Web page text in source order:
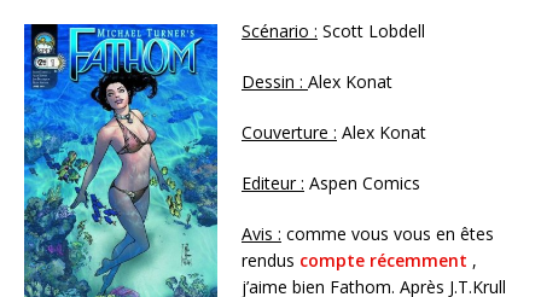
Scénario : Scott Lobdell
Dessin : Alex Konat
Couverture : Alex Konat
Editeur : Aspen Comics
Avis : comme vous vous en êtes
rendus compte récemment ,
j’aime bien Fathom. Après J.T.Krull